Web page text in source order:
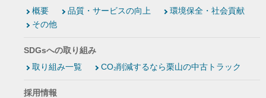
概要
品質・サービスの向上
環境保全・社会貢献
その他
SDGsへの取り組み
取り組み一覧
CO₂削減するなら栗山の中古トラック
採用情報